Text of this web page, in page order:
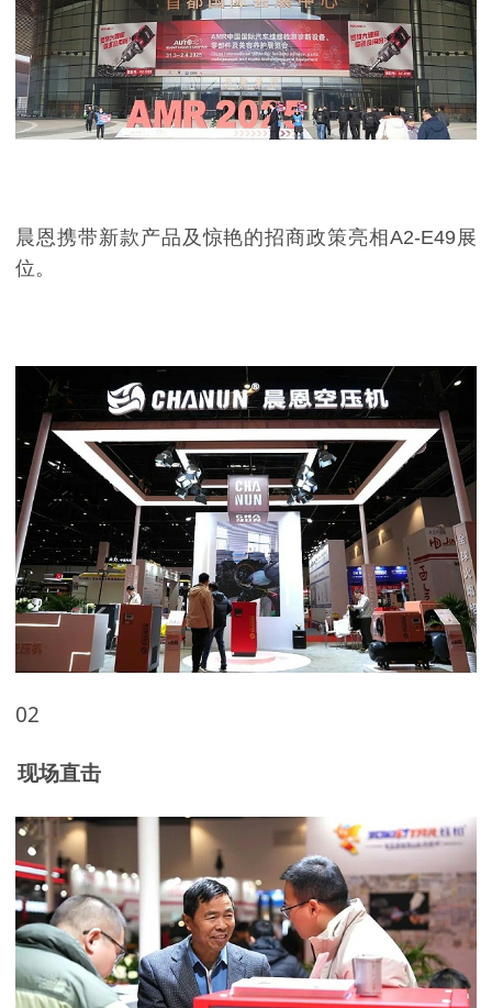
晨恩携带新款产品及惊艳的招商政策亮相A2-E49展
位。
02
现场直击